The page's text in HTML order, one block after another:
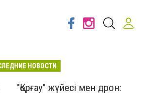
НОВОСТИ
"Қорғау" жүйесі мен дрон: